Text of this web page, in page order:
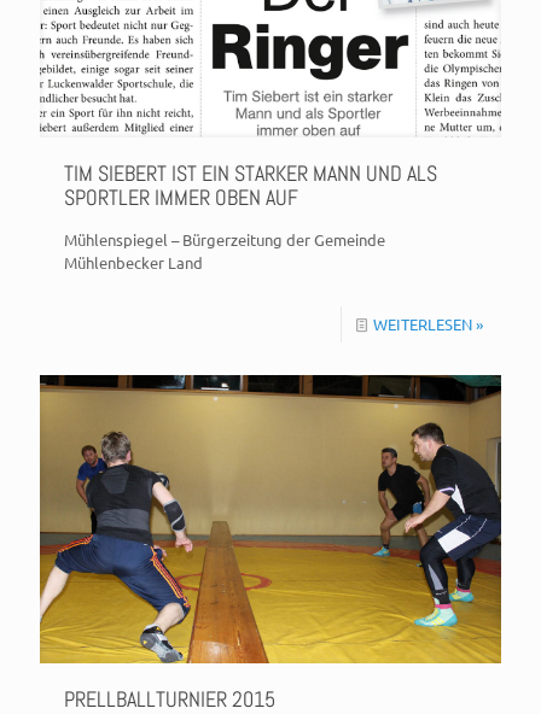
TIM SIEBERT IST EIN STARKER MANN UND ALS
SPORTLER IMMER OBEN AUF
Mühlenspiegel – Bürgerzeitung der Gemeinde
Mühlenbecker Land
WEITERLESEN »
PRELLBALLTURNIER 2015